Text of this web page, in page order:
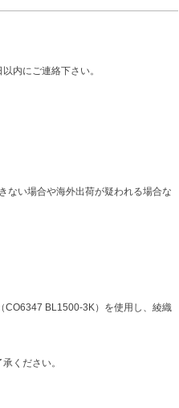
内にご連絡下さい。
ない場合や海外出荷が疑われる場合な
CO6347 BL1500-3K）を使用し、綾織
ください。